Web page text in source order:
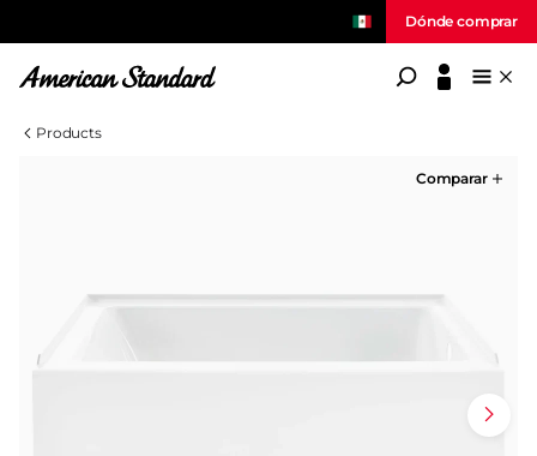
Dónde comprar
American Standard
Products
Comparar